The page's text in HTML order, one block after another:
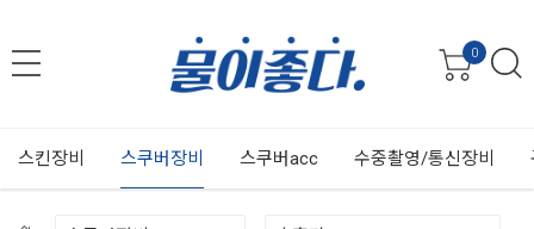
0
스킨장비 스쿠버장비 스쿠버acc 수중촬영/통신장비